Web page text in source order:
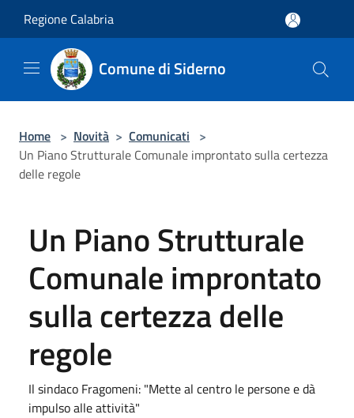
Regione Calabria
Comune di Siderno
Home > Novità > Comunicati >
Un Piano Strutturale Comunale improntato sulla certezza
delle regole
Un Piano Strutturale
Comunale improntato
sulla certezza delle
regole
Il sindaco Fragomeni: "Mette al centro le persone e dà
impulso alle attività"